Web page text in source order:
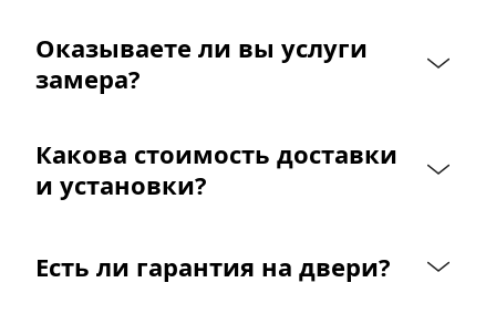
Оказываете ли вы услуги
замера?
Какова стоимость доставки
и установки?
Есть ли гарантия на двери?